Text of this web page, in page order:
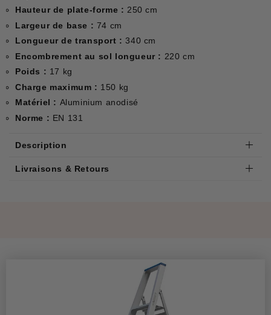
Hauteur de plate-forme : 250 cm
Largeur de base : 74 cm
Longueur de transport :340 cm
Encombrement au sol longueur : 220 cm
Poids : 17 kg
Charge maximum : 150 kg
Matériel : Aluminium anodisé
Norme : EN 131
Description
Livraisons & Retours